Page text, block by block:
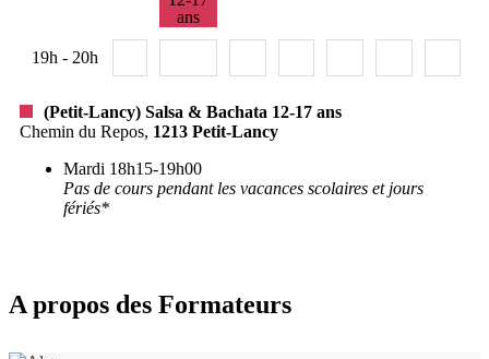
ans
19h - 20h
(Petit-Lancy) Salsa & Bachata 12-17 ans
Chemin du Repos, 1213 Petit-Lancy
Mardi 18h15-19h00
Pas de cours pendant les vacances scolaires et jours
fériés*
A propos des Formateurs